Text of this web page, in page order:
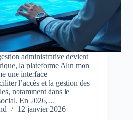
administrative devient
la plateforme Alın mon
une interface
l’accès et la gestion des
notamment dans le
En 2026,…
12 janvier 2026